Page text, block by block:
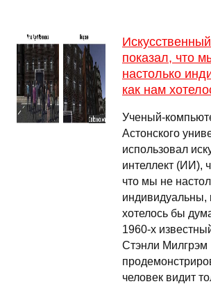
показал, что
настолько
как нам
Ученый-
Астонского
использовал
интеллект (ИИ),
что мы не
индивидуальны,
хотелось бы
1960-х
Стэнли Милгрэм
человек видит